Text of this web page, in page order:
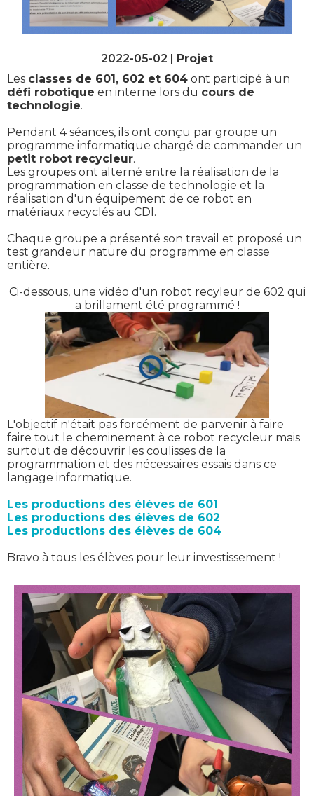
2022-05-02 | Projet
Les classes de 601, 602 et 604 ont participé à un
défi robotique en interne lors du cours de
technologie.
Pendant 4 séances, ils ont conçu par groupe un
programme informatique chargé de commander un
petit robot recycleur.
Les groupes ont alterné entre la réalisation de la
programmation en classe de technologie et la
réalisation d'un équipement de ce robot en
matériaux recyclés au CDI.
Chaque groupe a présenté son travail et proposé un
test grandeur nature du programme en classe
entière.
Ci-dessous, une vidéo d'un robot recyleur de 602 qui
a brillament été programmé !
L'objectif n'était pas forcément de parvenir à faire
faire tout le cheminement à ce robot recycleur mais
surtout de découvrir les coulisses de la
programmation et des nécessaires essais dans ce
langage informatique.
Les productions des élèves de 601
Les productions des élèves de 602
Les productions des élèves de 604
Bravo à tous les élèves pour leur investissement !